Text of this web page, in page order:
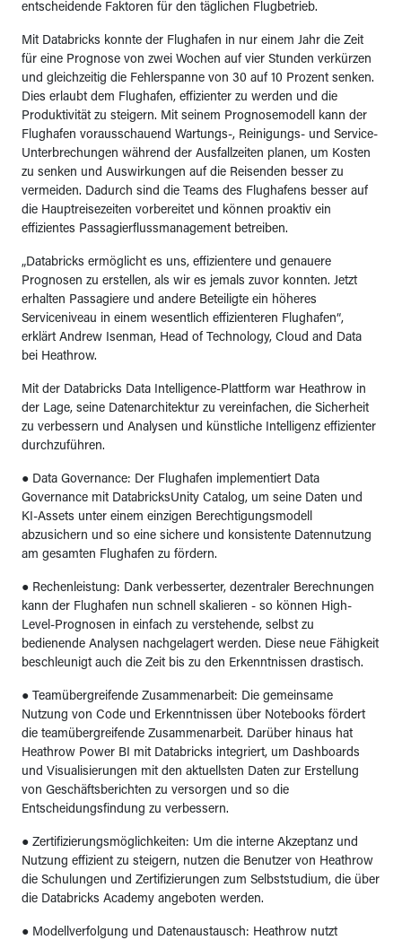
entscheidende Faktoren für den täglichen Flugbetrieb.
Mit Databricks konnte der Flughafen in nur einem Jahr die Zeit
für eine Prognose von zwei Wochen auf vier Stunden verkürzen
und gleichzeitig die Fehlerspanne von 30 auf 10 Prozent senken.
Dies erlaubt dem Flughafen, effizienter zu werden und die
Produktivität zu steigern. Mit seinem Prognosemodell kann der
Flughafen vorausschauend Wartungs-, Reinigungs- und Service-
Unterbrechungen während der Ausfallzeiten planen, um Kosten
zu senken und Auswirkungen auf die Reisenden besser zu
vermeiden. Dadurch sind die Teams des Flughafens besser auf
die Hauptreisezeiten vorbereitet und können proaktiv ein
effizientes Passagierflussmanagement betreiben.
„Databricks ermöglicht es uns, effizientere und genauere
Prognosen zu erstellen, als wir es jemals zuvor konnten. Jetzt
erhalten Passagiere und andere Beteiligte ein höheres
Serviceniveau in einem wesentlich effizienteren Flughafen“,
erklärt Andrew Isenman, Head of Technology, Cloud and Data
bei Heathrow.
Mit der Databricks Data Intelligence-Plattform war Heathrow in
der Lage, seine Datenarchitektur zu vereinfachen, die Sicherheit
zu verbessern und Analysen und künstliche Intelligenz effizienter
durchzuführen.
● Data Governance: Der Flughafen implementiert Data
Governance mit DatabricksUnity Catalog, um seine Daten und
KI-Assets unter einem einzigen Berechtigungsmodell
abzusichern und so eine sichere und konsistente Datennutzung
am gesamten Flughafen zu fördern.
● Rechenleistung: Dank verbesserter, dezentraler Berechnungen
kann der Flughafen nun schnell skalieren - so können High-
Level-Prognosen in einfach zu verstehende, selbst zu
bedienende Analysen nachgelagert werden. Diese neue Fähigkeit
beschleunigt auch die Zeit bis zu den Erkenntnissen drastisch.
● Teamübergreifende Zusammenarbeit: Die gemeinsame
Nutzung von Code und Erkenntnissen über Notebooks fördert
die teamübergreifende Zusammenarbeit. Darüber hinaus hat
Heathrow Power BI mit Databricks integriert, um Dashboards
und Visualisierungen mit den aktuellsten Daten zur Erstellung
von Geschäftsberichten zu versorgen und so die
Entscheidungsfindung zu verbessern.
● Zertifizierungsmöglichkeiten: Um die interne Akzeptanz und
Nutzung effizient zu steigern, nutzen die Benutzer von Heathrow
die Schulungen und Zertifizierungen zum Selbststudium, die über
die Databricks Academy angeboten werden.
● Modellverfolgung und Datenaustausch: Heathrow nutzt